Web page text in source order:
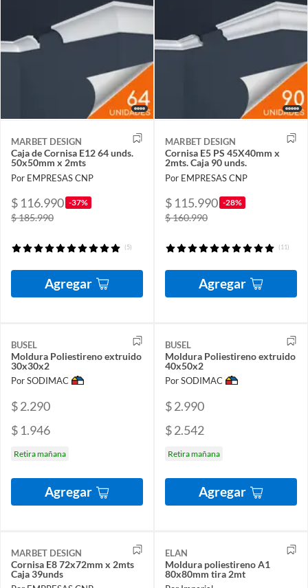
MARBET DESIGN
Caja de Cornisa E12 64 unds.
50x50mm x 2mts
Por EMPRESAS CNP
$ 116.990 -37%
$ 185.990
(5)
Agregar
MARBET DESIGN
Cornisa E5 PS 45X40mm x
2mts. Caja 90 unds.
Por EMPRESAS CNP
$ 115.990 -28%
$ 160.990
(11)
Agregar
BUSEL
Moldura Poliestireno extruido
30x30x2
Por SODIMAC
$ 2.290
$ 1.946
Retira mañana
Agregar
BUSEL
Moldura Poliestireno extruido
40x50x2
Por SODIMAC
$ 2.990
$ 2.542
Retira mañana
Agregar
MARBET DESIGN
Cornisa E8 72x72mm x 2mts
Caja 39unds
ELAN
Moldura poliestireno A1
80x80mm tira 2mt